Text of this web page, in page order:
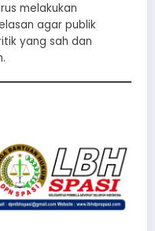
melakukan
agar publik
yang sah dan